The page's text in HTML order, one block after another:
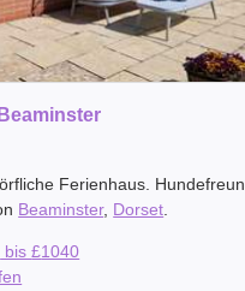
Ferienhaus.
Beaminster, Dorset
bis£1040